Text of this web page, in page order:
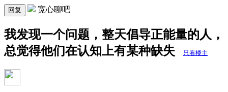
回复 宽心聊吧
我发现一个问题，整天倡导正能量的人，
总觉得他们在认知上有某种缺失
只看楼主